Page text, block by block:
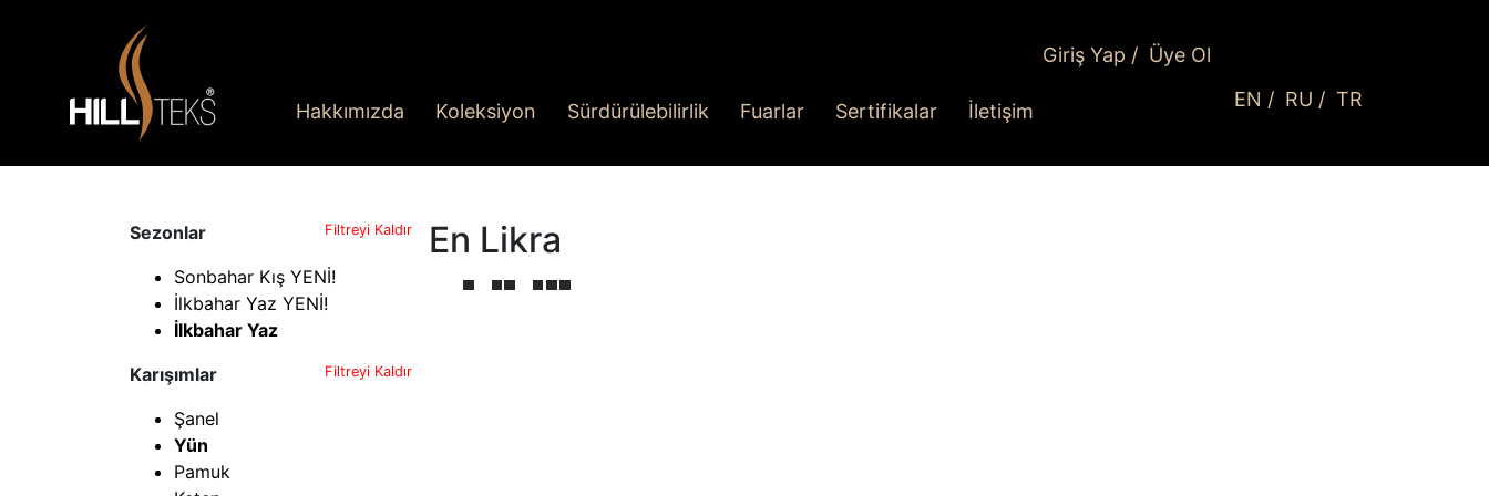
Hakkımızda Koleksiyon Sürdürülebilirlik Fuarlar Sertifikalar İletişim
Giriş Yap / Üye Ol
EN / RU / TR
Sezonlar Filtreyi Kaldır
Sonbahar Kış YENİ!
İlkbahar Yaz YENİ!
İlkbahar Yaz
Karışımlar
Filtreyi Kaldır
Şanel
Yün
Pamuk
En Likra